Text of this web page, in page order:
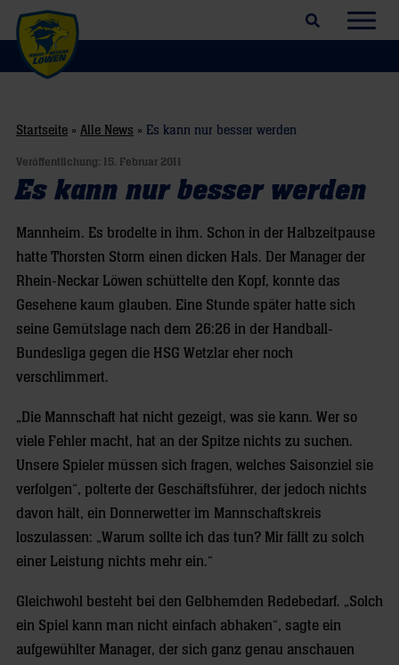
Suchfeld öffnen
Startseite » Alle News » Es kann nur besser werden
Veröffentlichung: 15. Februar 2011
Es kann nur besser werden
Mannheim. Es brodelte in ihm. Schon in der Halbzeitpause
hatte Thorsten Storm einen dicken Hals. Der Manager der
Rhein-Neckar Löwen schüttelte den Kopf, konnte das
Gesehene kaum glauben. Eine Stunde später hatte sich
seine Gemütslage nach dem 26:26 in der Handball-
Bundesliga gegen die HSG Wetzlar eher noch
verschlimmert.
„Die Mannschaft hat nicht gezeigt, was sie kann. Wer so
viele Fehler macht, hat an der Spitze nichts zu suchen.
Unsere Spieler müssen sich fragen, welches Saisonziel sie
verfolgen“, polterte der Geschäftsführer, der jedoch nichts
davon hält, ein Donnerwetter im Mannschaftskreis
loszulassen: „Warum sollte ich das tun? Mir fällt zu solch
einer Leistung nichts mehr ein.“
Gleichwohl besteht bei den Gelbhemden Redebedarf. „Solch
ein Spiel kann man nicht einfach abhaken“, sagte ein
aufgewühlter Manager, der sich ganz genau anschauen